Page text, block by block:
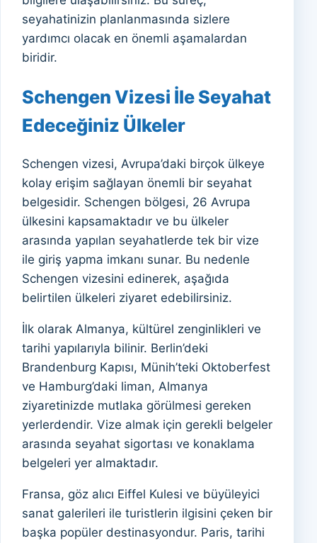
seyahatinizin planlanmasında sizlere
yardımcı olacak en önemli aşamalardan
biridir.
Schengen Vizesi İle Seyahat
Edeceğiniz Ülkeler
Schengen vizesi, Avrupa’daki birçok ülkeye
kolay erişim sağlayan önemli bir seyahat
belgesidir. Schengen bölgesi, 26 Avrupa
ülkesini kapsamaktadır ve bu ülkeler
arasında yapılan seyahatlerde tek bir vize
ile giriş yapma imkanı sunar. Bu nedenle
Schengen vizesini edinerek, aşağıda
belirtilen ülkeleri ziyaret edebilirsiniz.
İlk olarak Almanya, kültürel zenginlikleri ve
tarihi yapılarıyla bilinir. Berlin’deki
Brandenburg Kapısı, Münih’teki Oktoberfest
ve Hamburg’daki liman, Almanya
ziyaretinizde mutlaka görülmesi gereken
yerlerdendir. Vize almak için gerekli belgeler
arasında seyahat sigortası ve konaklama
belgeleri yer almaktadır.
Fransa, göz alıcı Eiffel Kulesi ve büyüleyici
sanat galerileri ile turistlerin ilgisini çeken bir
başka popüler destinasyondur. Paris, tarihi